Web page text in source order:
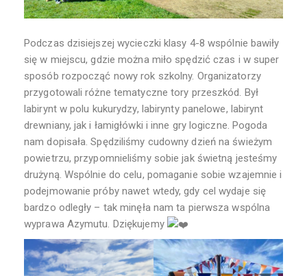
Podczas dzisiejszej wycieczki klasy 4-8 wspólnie bawiły
się w miejscu, gdzie można miło spędzić czas i w super
sposób rozpocząć nowy rok szkolny. Organizatorzy
przygotowali różne tematyczne tory przeszkód. Był
labirynt w polu kukurydzy, labirynty panelowe, labirynt
drewniany, jak i łamigłówki i inne gry logiczne. Pogoda
nam dopisała. Spędziliśmy cudowny dzień na świeżym
powietrzu, przypomnieliśmy sobie jak świetną jesteśmy
drużyną. Wspólnie do celu, pomaganie sobie wzajemnie i
podejmowanie próby nawet wtedy, gdy cel wydaje się
bardzo odległy – tak minęła nam ta pierwsza wspólna
wyprawa Azymutu. Dziękujemy